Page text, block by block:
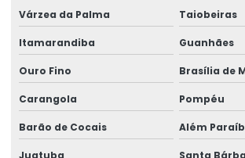
Rótulo Adesivo Para Congelados
Rótulo Balança Impressora
Rótulo De Preço Personalizado Para
Rótulo Lacre Personalizado Para Produtos
Rótulo Para Balcão De Vendas
Várzea da Palma Taiobeiras
Itamarandiba Guanhães
Ouro Fino Brasília de
Carangola Pompéu
Barão de Cocais Além
Juatuba Santa